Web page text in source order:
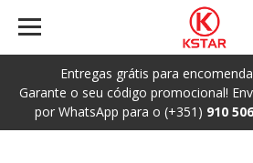
Entregas grátis para
Garante o seu código promocional!
por WhatsApp para o (+351) 910